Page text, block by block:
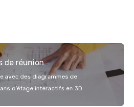
de réunion
avec des diagrammes de
d’étage interactifs en 3D.